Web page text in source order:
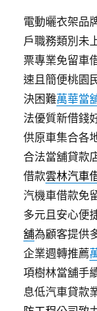
電動曬衣架品
戶職務類別未
票專業免留車
速且簡便桃園
決困難萬華當
法優質新借錢
供原車集合各
合法當舖貸款
借款雲林汽車
汽機車借款免
多元且安心便
舖為顧客提供
企業週轉推薦
項樹林當舖手
息低汽車貸款